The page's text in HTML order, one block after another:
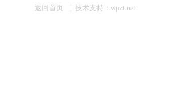
返回首页 技术支持：wpzt.net